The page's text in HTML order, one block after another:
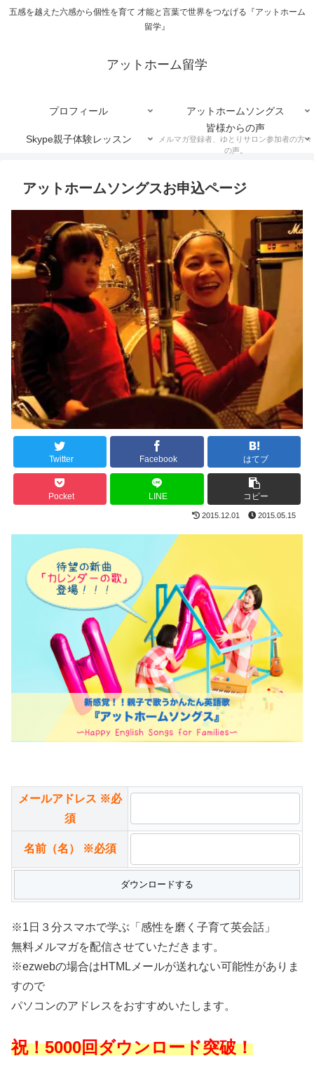
五感を越えた六感から個性を育て 才能と言葉で世界をつなげる『アットホーム
留学』
アットホーム留学
プロフィール アットホームソングス
Skype親子体験レッスン
皆様からの声
メルマガ登録者、ゆとりサロン参加者の方々
の声。
アットホームソングスお申込ページ
Twitter Facebook はてブ
Pocket LINE コピー
2015.12.01 2015.05.15
メールアドレス ※必
須
名前（名） ※必須
※1日３分スマホで学ぶ「感性を磨く子育て英会話」
無料メルマガを配信させていただきます。
※ezwebの場合はHTMLメールが送れない可能性がありま
すので
パソコンのアドレスをおすすめいたします。
祝！5000回ダウンロード突破！